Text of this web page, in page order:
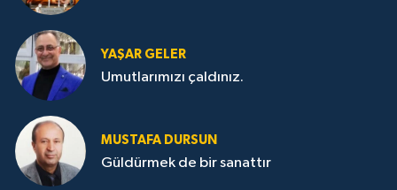
YAŞAR GELER
Umutlarımızı çaldınız.
MUSTAFA DURSUN
Güldürmek de bir sanattır